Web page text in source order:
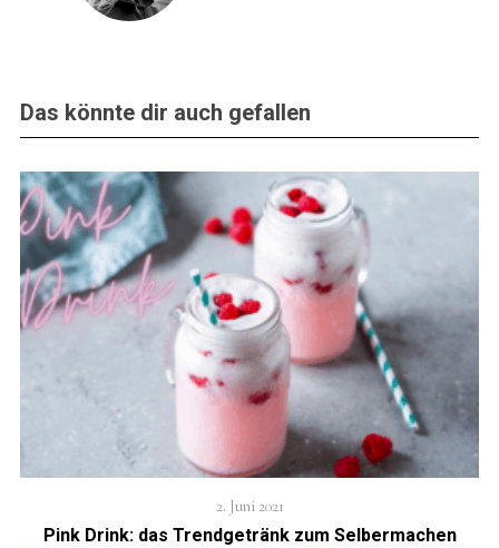
Das könnte dir auch gefallen
2. Juni 2021
Pink Drink: das Trendgetränk zum Selbermachen